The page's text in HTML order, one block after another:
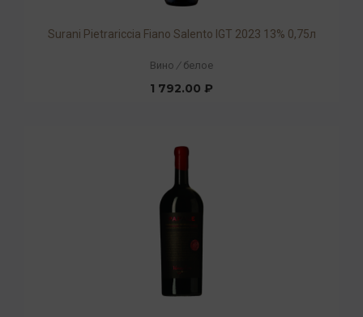
Surani Pietrariccia Fiano Salento IGT 2023 13% 0,75л
Вино / белое
1 792.00 ₽